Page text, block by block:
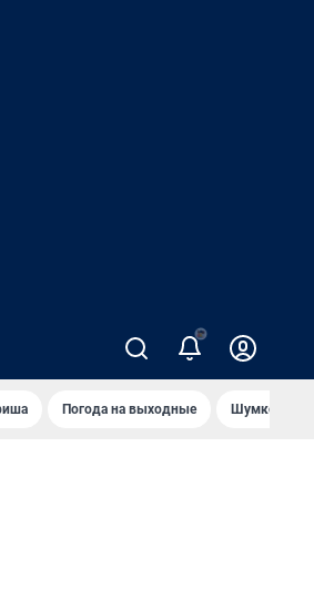
Погода на выходные Шумков в